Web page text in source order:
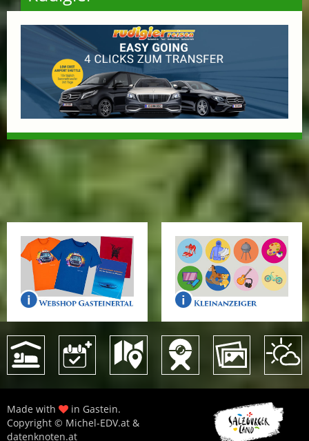
Made with
in Gastein.
Copyright © Michel-EDV.at &
datenknoten.at